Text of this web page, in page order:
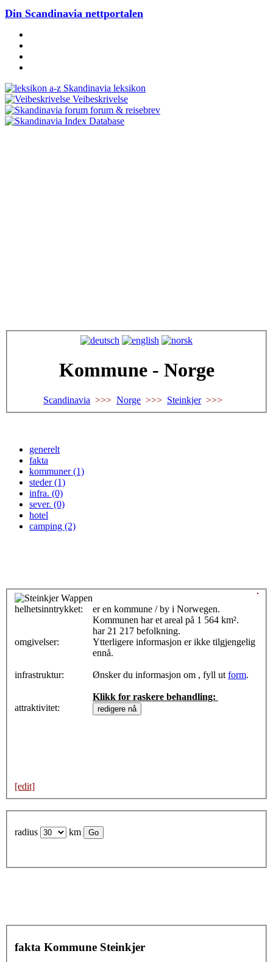
Din Scandinavia nettportalen
Skandinavia leksikon
Veibeskrivelse
forum & reisebrev
Database
Kommune - Norge
Scandinavia >>> Norge >>> Steinkjer
generelt
fakta
kommuner (1)
steder (1)
infra. (0)
sever. (0)
hotel
camping (2)
helhetsinntrykket:
omgivelser:
infrastruktur:
attraktivitet:
er en kommune / by i Norwegen.
Kommunen har et areal på 1 564 km².
har 21 217 befolkning.
Ytterligere informasjon er ikke tilgjengelig
ennå.
Ønsker du informasjon om , fyll ut form.
Klikk for raskere behandling:
[edit]
radius km
fakta Kommune Steinkjer